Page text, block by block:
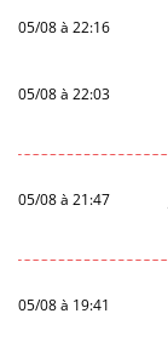
05/08 à 22:16
05/08 à 22:03
05/08 à 21:47
05/08 à 19:41